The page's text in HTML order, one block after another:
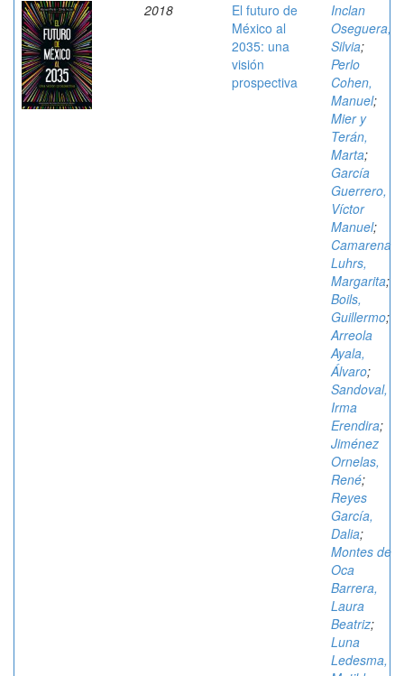
2018
El futuro de
México al
2035: una
visión
prospectiva
Inclan
Oseguera,
Silvia;
Perlo
Cohen,
Manuel;
Mier y
Terán,
Marta;
García
Guerrero,
Víctor
Manuel;
Camarena
Luhrs,
Margarita;
Boils,
Guillermo;
Arreola
Ayala,
Álvaro;
Sandoval,
Irma
Erendira;
Jiménez
Ornelas,
René;
Reyes
García,
Dalia;
Montes de
Oca
Barrera,
Laura
Beatriz;
Luna
Ledesma,